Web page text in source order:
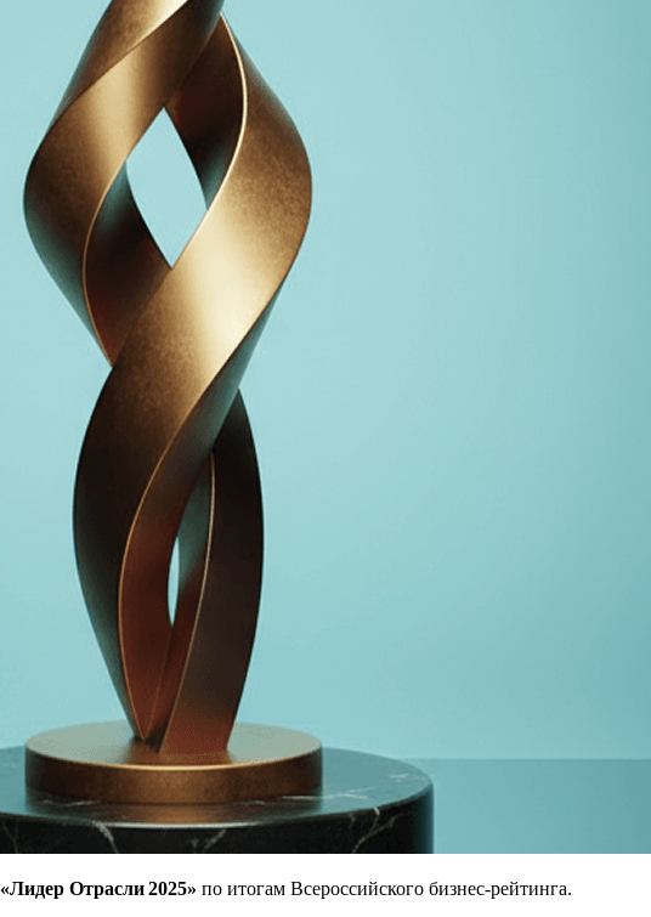
«Лидер Отрасли 2025» по итогам Всероссийского бизнес-рейтинга.